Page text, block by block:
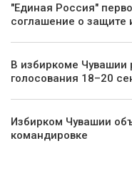
"Единая Россия"
соглашение о защите
В избиркоме Чувашии
голосования 18–20
Избирком Чувашии
командировке